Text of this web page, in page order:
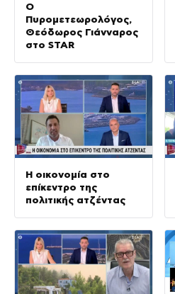
Ο
Πυρομετεωρολόγος,
Θεόδωρος Γιάνναρος
στο STAR
Η οικονομία στο
επίκεντρο της
πολιτικής ατζέντας